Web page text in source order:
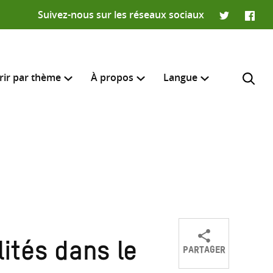
Suivez-nous sur les réseaux sociaux
Twitter
par thème À propos Langue
recherche
dans le PARTAGER
PartagerPartagerPartager